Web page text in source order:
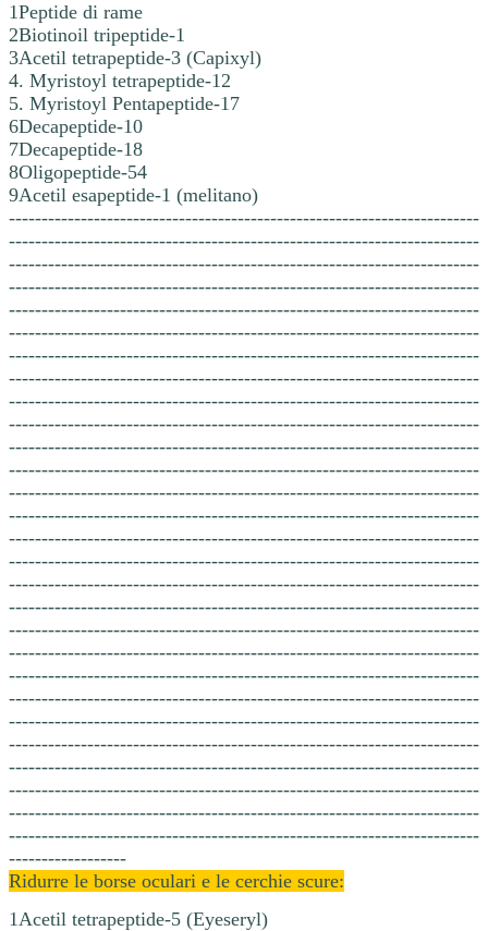
1Peptide di rame
2Biotinoil tripeptide-1
3Acetil tetrapeptide-3 (Capixyl)
4. Myristoyl tetrapeptide-12
5. Myristoyl Pentapeptide-17
6Decapeptide-10
7Decapeptide-18
8Oligopeptide-54
9Acetil esapeptide-1 (melitano)
------------------------------------------------------------------------
------------------------------------------------------------------------
------------------------------------------------------------------------
------------------------------------------------------------------------
------------------------------------------------------------------------
------------------------------------------------------------------------
------------------------------------------------------------------------
------------------------------------------------------------------------
------------------------------------------------------------------------
------------------------------------------------------------------------
------------------------------------------------------------------------
------------------------------------------------------------------------
------------------------------------------------------------------------
------------------------------------------------------------------------
------------------------------------------------------------------------
------------------------------------------------------------------------
------------------------------------------------------------------------
------------------------------------------------------------------------
------------------------------------------------------------------------
------------------------------------------------------------------------
------------------------------------------------------------------------
------------------------------------------------------------------------
------------------------------------------------------------------------
------------------------------------------------------------------------
------------------------------------------------------------------------
------------------------------------------------------------------------
------------------------------------------------------------------------
------------------------------------------------------------------------
------------------
Ridurre le borse oculari e le cerchie scure:
1Acetil tetrapeptide-5 (Eyeseryl)